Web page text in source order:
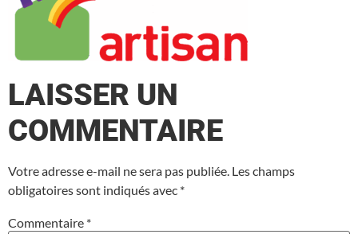
LAISSER UN
COMMENTAIRE
Votre adresse e-mail ne sera pas publiée. Les champs
obligatoires sont indiqués avec *
Commentaire *